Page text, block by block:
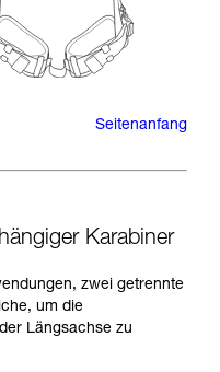
Seitenanfang
Karabiner
zwei getrennte
um die
Längsachse zu